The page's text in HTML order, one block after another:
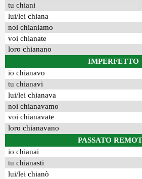
tu chiani
lui/lei chiana
noi chianiamo
voi chianate
loro chianano
IMPERFETTO
io chianavo
tu chianavi
lui/lei chianava
noi chianavamo
voi chianavate
loro chianavano
PASSATO
io chianai
tu chianasti
lui/lei chianò